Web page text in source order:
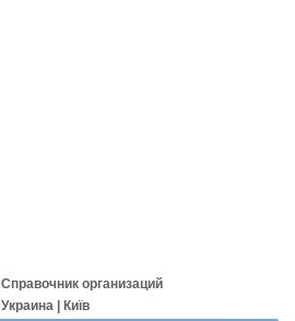
Справочник организаций
Украина | Київ